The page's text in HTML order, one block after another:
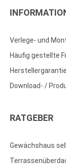
Verlege- und
Häufig gestellte
Download- /
RATGEBER
Gewächshaus